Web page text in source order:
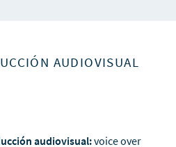
AUDIOVISUAL
audiovisual:voice over